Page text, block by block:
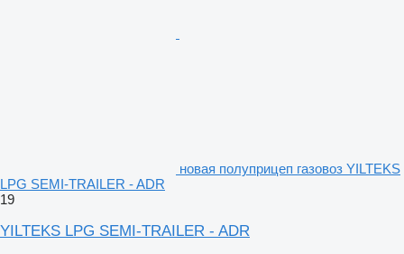
новая полуприцеп газовоз YILTEKS
LPG SEMI-TRAILER - ADR
19
YILTEKS LPG SEMI-TRAILER - ADR